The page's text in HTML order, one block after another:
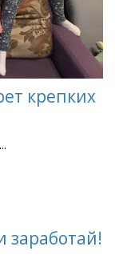
крепких
заработай!